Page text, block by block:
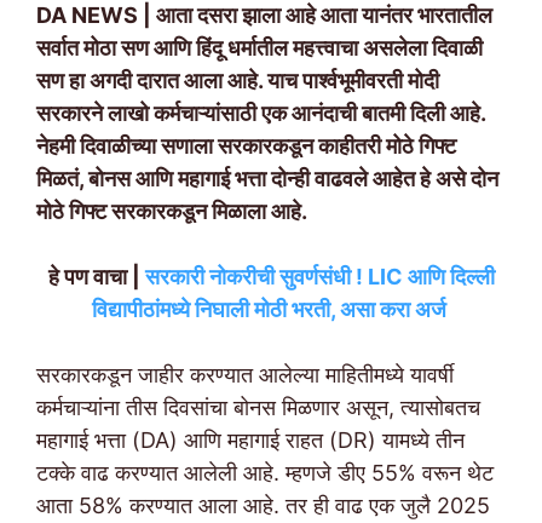
DA NEWS | आता दसरा झाला आहे आता यानंतर भारतातील
सर्वात मोठा सण आणि हिंदू धर्मातील महत्त्वाचा असलेला दिवाळी
सण हा अगदी दारात आला आहे. याच पार्श्वभूमीवरती मोदी
सरकारने लाखो कर्मचाऱ्यांसाठी एक आनंदाची बातमी दिली आहे.
नेहमी दिवाळीच्या सणाला सरकारकडून काहीतरी मोठे गिफ्ट
मिळतं, बोनस आणि महागाई भत्ता दोन्ही वाढवले आहेत हे असे दोन
मोठे गिफ्ट सरकारकडून मिळाला आहे.
हे पण वाचा |सरकारी नोकरीची सुवर्णसंधी ! LIC आणि दिल्ली
विद्यापीठांमध्ये निघाली मोठी भरती, असा करा अर्ज
सरकारकडून जाहीर करण्यात आलेल्या माहितीमध्ये यावर्षी
कर्मचाऱ्यांना तीस दिवसांचा बोनस मिळणार असून, त्यासोबतच
महागाई भत्ता (DA) आणि महागाई राहत (DR) यामध्ये तीन
टक्के वाढ करण्यात आलेली आहे. म्हणजे डीए 55% वरून थेट
आता 58% करण्यात आला आहे. तर ही वाढ एक जुलै 2025